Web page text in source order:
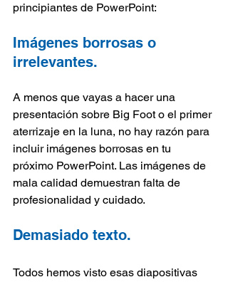
principiantes de PowerPoint:
Imágenes borrosas o
irrelevantes.
A menos que vayas a hacer una
presentación sobre Big Foot o el primer
aterrizaje en la luna, no hay razón para
incluir imágenes borrosas en tu
próximo PowerPoint. Las imágenes de
mala calidad demuestran falta de
profesionalidad y cuidado.
Demasiado texto.
Todos hemos visto esas diapositivas